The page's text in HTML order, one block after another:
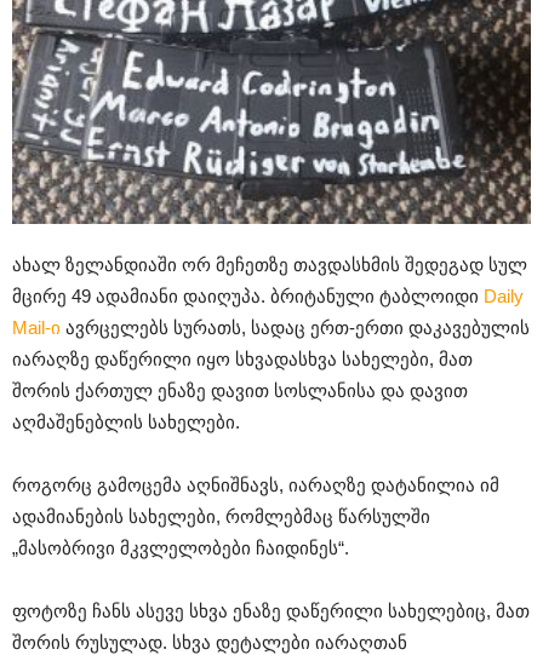
ახალ ზელანდიაში ორ მეჩეთზე თავდასხმის შედეგად სულ
მცირე 49 ადამიანი დაიღუპა. ბრიტანული ტაბლოიდი Daily
Mail-ი ავრცელებს სურათს, სადაც ერთ-ერთი დაკავებულის
იარაღზე დაწერილი იყო სხვადასხვა სახელები, მათ
შორის ქართულ ენაზე დავით სოსლანისა და დავით
აღმაშენებლის სახელები.
როგორც გამოცემა აღნიშნავს, იარაღზე დატანილია იმ
ადამიანების სახელები, რომლებმაც წარსულში
„მასობრივი მკვლელობები ჩაიდინეს“.
ფოტოზე ჩანს ასევე სხვა ენაზე დაწერილი სახელებიც, მათ
შორის რუსულად. სხვა დეტალები იარაღთან